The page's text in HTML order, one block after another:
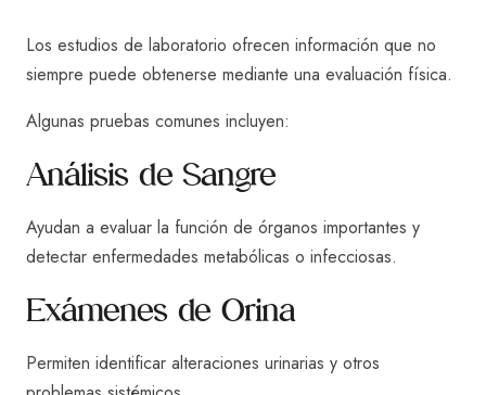
Los estudios de laboratorio ofrecen información que no
siempre puede obtenerse mediante una evaluación física.
Algunas pruebas comunes incluyen:
Análisis de Sangre
Ayudan a evaluar la función de órganos importantes y
detectar enfermedades metabólicas o infecciosas.
Exámenes de Orina
Permiten identificar alteraciones urinarias y otros